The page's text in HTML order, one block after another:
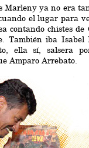
Marleny ya no era
el lugar para
contando chistes de
También iba Isabel
ella sí, salsera
Amparo Arrebato.